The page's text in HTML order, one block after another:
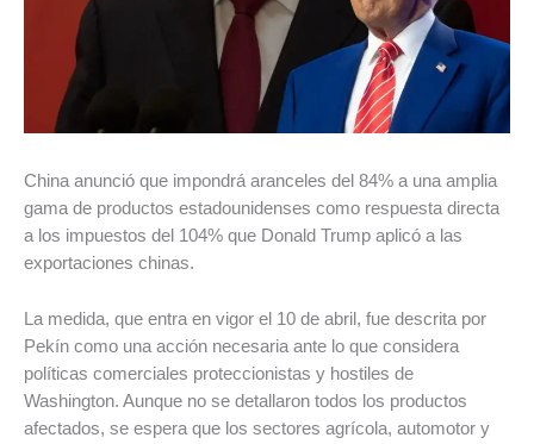
China anunció que impondrá aranceles del 84% a una amplia
gama de productos estadounidenses como respuesta directa
a los impuestos del 104% que Donald Trump aplicó a las
exportaciones chinas.
La medida, que entra en vigor el 10 de abril, fue descrita por
Pekín como una acción necesaria ante lo que considera
políticas comerciales proteccionistas y hostiles de
Washington. Aunque no se detallaron todos los productos
afectados, se espera que los sectores agrícola, automotor y